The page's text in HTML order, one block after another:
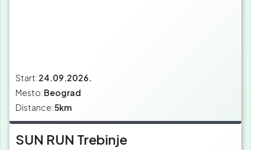
Start: 24.09.2026.
Mesto: Beograd
Distance:5km
SUN RUN Trebinje